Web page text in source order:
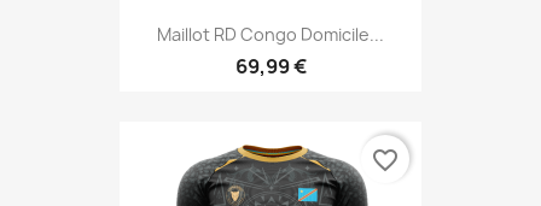
Maillot RD Congo Domicile...
69,99 €
favorite_border